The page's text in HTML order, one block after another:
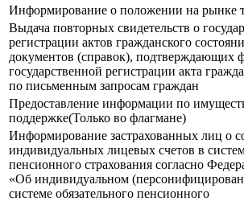
Информирование о положении на рынке
Выдача повторных свидетельств о
регистрации актов гражданского
документов (справок), подтверждающих
государственной регистрации акта
по письменным запросам граждан
Предоставление информации по
поддержке(Только во флагмане)
Информирование застрахованных лиц о
индивидуальных лицевых счетов в
пенсионного страхования согласно
«Об индивидуальном
системе обязательного пенсионного